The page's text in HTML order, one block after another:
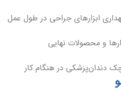
ابزارهای جراحی در طول عمل
و محصولات نهایی
دندان‌پزشکی در هنگام کار